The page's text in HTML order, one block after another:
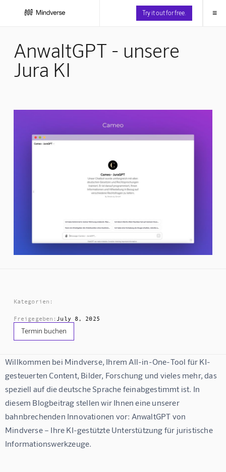
Try it out for free. ≡
AnwaltGPT - unsere
Jura KI
Kategorien:
Freigegeben: July 8, 2025
Termin buchen
Willkommen bei Mindverse, Ihrem All-in-One-Tool für KI-
gesteuerten Content, Bilder, Forschung und vieles mehr, das
speziell auf die deutsche Sprache feinabgestimmt ist. In
diesem Blogbeitrag stellen wir Ihnen eine unserer
bahnbrechenden Innovationen vor: AnwaltGPT von
Mindverse – Ihre KI-gestützte Unterstützung für juristische
Informationswerkzeuge.